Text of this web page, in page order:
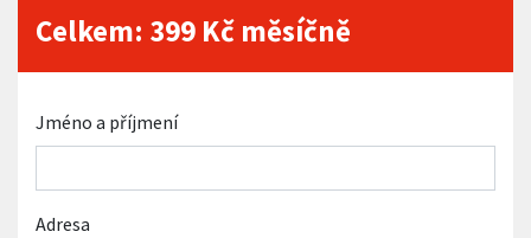
Celkem: 399 Kč měsíčně
Jméno a příjmení
Adresa